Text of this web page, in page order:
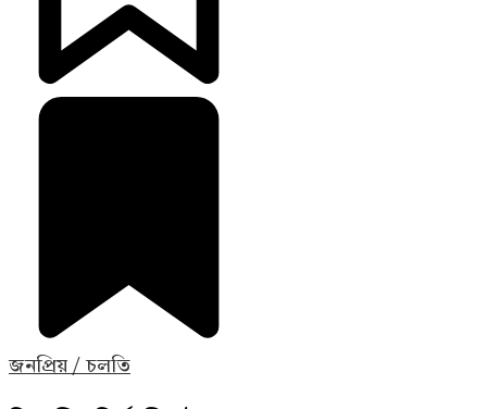
জনপ্রিয় / চলতি